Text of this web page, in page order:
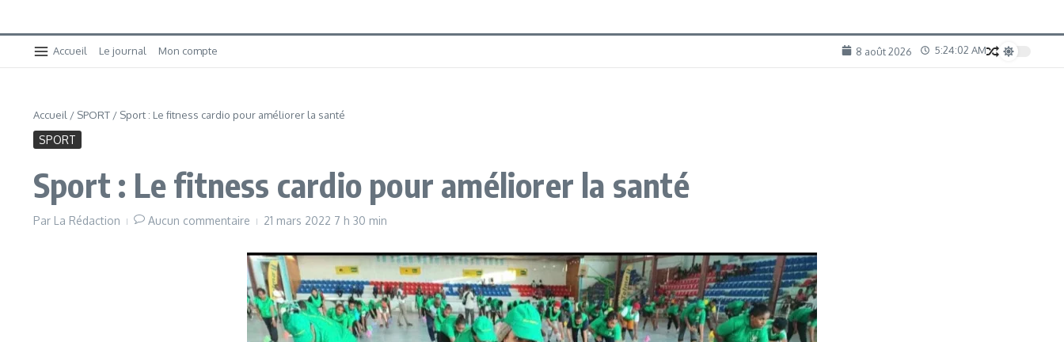
Accueil Le journal Mon compte 8 août 2026 5:24:03 AM
Accueil / SPORT / Sport : Le fitness cardio pour améliorer la santé
SPORT
Sport : Le fitness cardio pour améliorer la santé
Par La Rédaction Aucun commentaire 21 mars 2022 7 h 30 min